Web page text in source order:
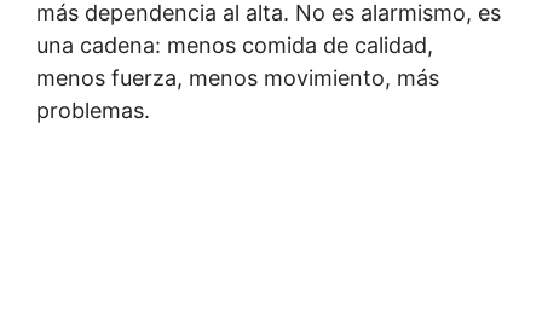
más dependencia al alta. No es alarmismo, es
una cadena: menos comida de calidad,
menos fuerza, menos movimiento, más
problemas.